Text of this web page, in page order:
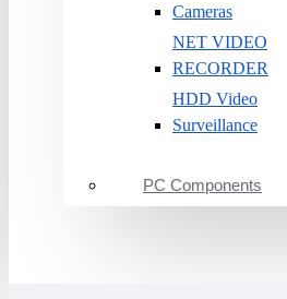
Cameras
NET VIDEO
RECORDER
HDD Video
Surveillance
PC Components